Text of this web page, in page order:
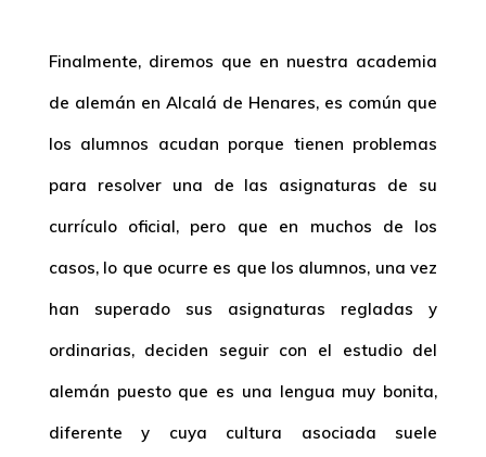
Finalmente, diremos que en nuestra academia
de alemán en Alcalá de Henares, es común que
los alumnos acudan porque tienen problemas
para resolver una de las asignaturas de su
currículo oficial, pero que en muchos de los
casos, lo que ocurre es que los alumnos, una vez
han superado sus asignaturas regladas y
ordinarias, deciden seguir con el estudio del
alemán puesto que es una lengua muy bonita,
diferente y cuya cultura asociada suele